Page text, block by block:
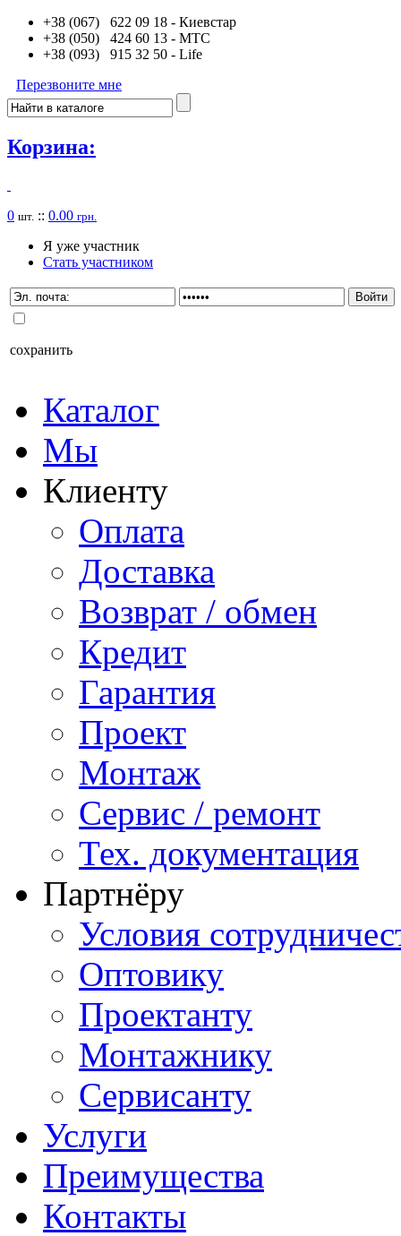
+38 (067) 622 09 18 - Киевстар
+38 (050) 424 60 13 - MTC
+38 (093) 915 32 50 - Life
Перезвоните мне
Корзина:
0 шт. :: 0.00 грн.
Я уже участник
Стать участником
сохранить
Каталог
Мы
Клиенту
Оплата
Доставка
Возврат / обмен
Кредит
Гарантия
Проект
Монтаж
Сервис / ремонт
Тех. документация
Партнёру
Условия
Оптовику
Проектанту
Монтажнику
Сервисанту
Услуги
Преимущества
Контакты